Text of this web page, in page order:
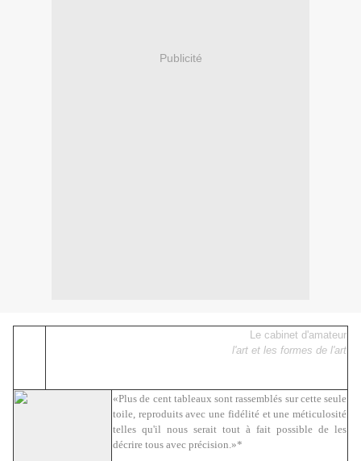
Publicité
Le cabinet d'amateur
l'art et les formes de l'art
«Plus de cent tableaux sont rassemblés sur cette seule
toile, reproduits avec une fidélité et une méticulosité
telles qu'il nous serait tout à fait possible de les
décrire tous avec précision.»*